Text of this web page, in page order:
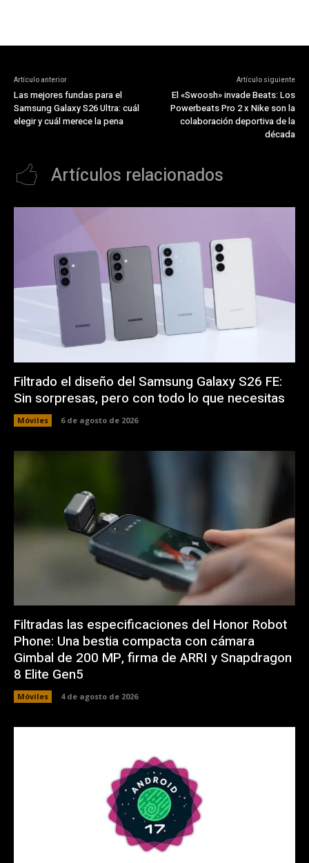
Artículo anterior
Las mejores fundas para el
Samsung Galaxy S26 Ultra: cuál
elegir y cuál merece la pena
Artículo siguiente
El «Swoosh» invade Beats: Los
Powerbeats Pro 2 x Nike son la
colaboración deportiva de la
década
Artículos relacionados
Filtrado el diseño del Samsung Galaxy S26 FE:
Sin sorpresas, pero con todo lo que necesitas
Móviles 6 de agosto de 2026
Filtradas las especificaciones del Honor Robot
Phone: Una bestia compacta con cámara
Gimbal de 200 MP, firma de ARRI y Snapdragon
8 Elite Gen5
Móviles 4 de agosto de 2026